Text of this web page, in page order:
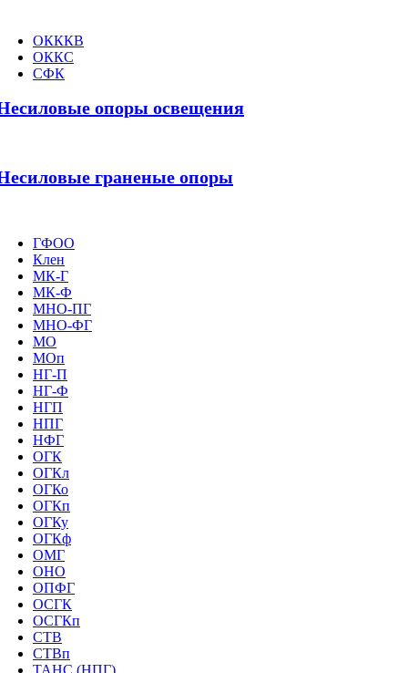
ОКККВ
ОККС
СФК
опоры освещения
граненые опоры
ГФОО
Клен
МК-Г
МК-Ф
МНО-ПГ
МНО-ФГ
МО
МОп
НГ-П
НГ-Ф
НГП
НПГ
НФГ
ОГК
ОГКл
ОГКо
ОГКп
ОГКу
ОГКф
ОМГ
ОНО
ОПФГ
ОСГК
ОСГКп
СТВ
СТВп